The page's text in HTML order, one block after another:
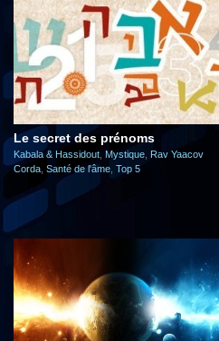
Le secret des prénoms
Kabala & Hassidout Mystique Rav Yaacov
Corda Santé de l'âme Top 5